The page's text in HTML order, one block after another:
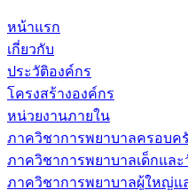
หน้าแรก
เกี่ยวกับ
ประวัติองค์กร
โครงสร้างองค์กร
หน่วยงานภายใน
ภาควิชาการพยาบาลครอบค
ภาควิชาการพยาบาลเด็กและ
ภาควิชาการพยาบาลผู้ใหญ่แ